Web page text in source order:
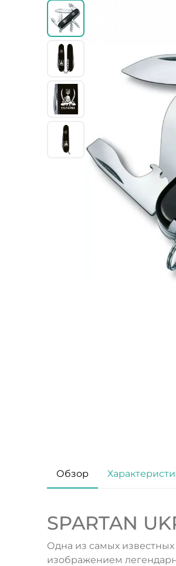
Обзор
SPARTAN
Одна из самых
изображением